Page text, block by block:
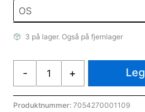
3 på lager. Også på fjernlager
-
skolemodell
+
Produktnummer:7054270001109